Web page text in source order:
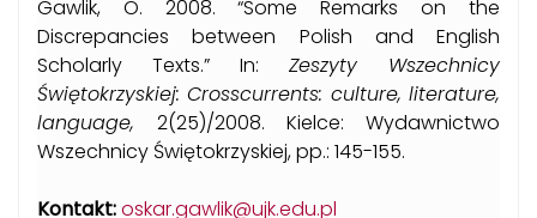
Gawlik, O. 2008. “Some Remarks on the
Discrepancies between Polish and English
Scholarly Texts.” In: Zeszyty Wszechnicy
Świętokrzyskiej: Crosscurrents: culture, literature,
language, 2(25)/2008. Kielce: Wydawnictwo
Wszechnicy Świętokrzyskiej, pp.: 145-155.
Kontakt:oskar.gawlik@ujk.edu.pl